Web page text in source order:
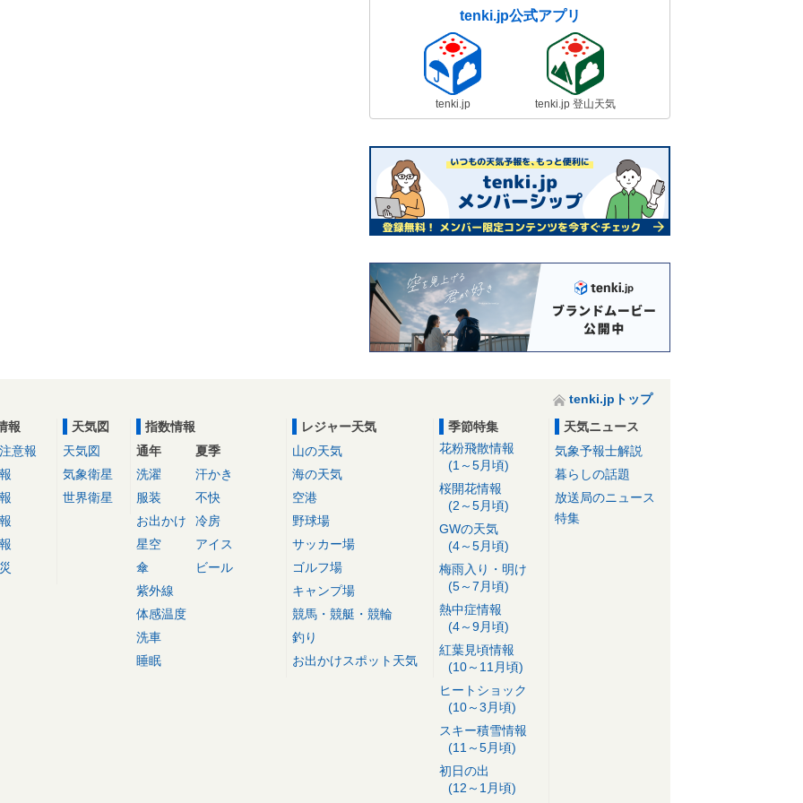
tenki.jp公式アプリ
tenki.jp tenki.jp 登山天気
tenki.jpトップ
報
意報
天気図
天気図
気象衛星
世界衛星
指数情報
通年
洗濯
服装
お出かけ
星空
傘
紫外線
体感温度
洗車
睡眠
夏季
汗かき
不快
冷房
アイス
ビール
レジャー天気
山の天気
海の天気
空港
野球場
サッカー場
ゴルフ場
キャンプ場
競馬・競艇・競輪
釣り
お出かけスポット天気
季節特集
花粉飛散情報
(1～5月頃)
桜開花情報
(2～5月頃)
GWの天気
(4～5月頃)
梅雨入り・明け
(5～7月頃)
熱中症情報
(4～9月頃)
紅葉見頃情報
(10～11月頃)
ヒートショック
(10～3月頃)
スキー積雪情報
(11～5月頃)
初日の出
(12～1月頃)
天気ニュース
気象予報士解説
暮らしの話題
放送局のニュース
特集